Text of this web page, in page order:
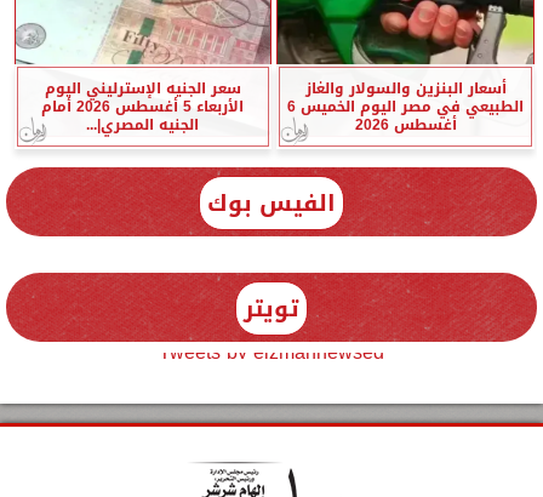
أسعار البنزين والسولار والغاز
الطبيعي في مصر اليوم الخميس 6
أغسطس 2026
سعر الجنيه الإسترليني اليوم
الأربعاء 5 أغسطس 2026 أمام
الجنيه المصري|...
الفيس بوك
تويتر
Tweets by elzmannewseg